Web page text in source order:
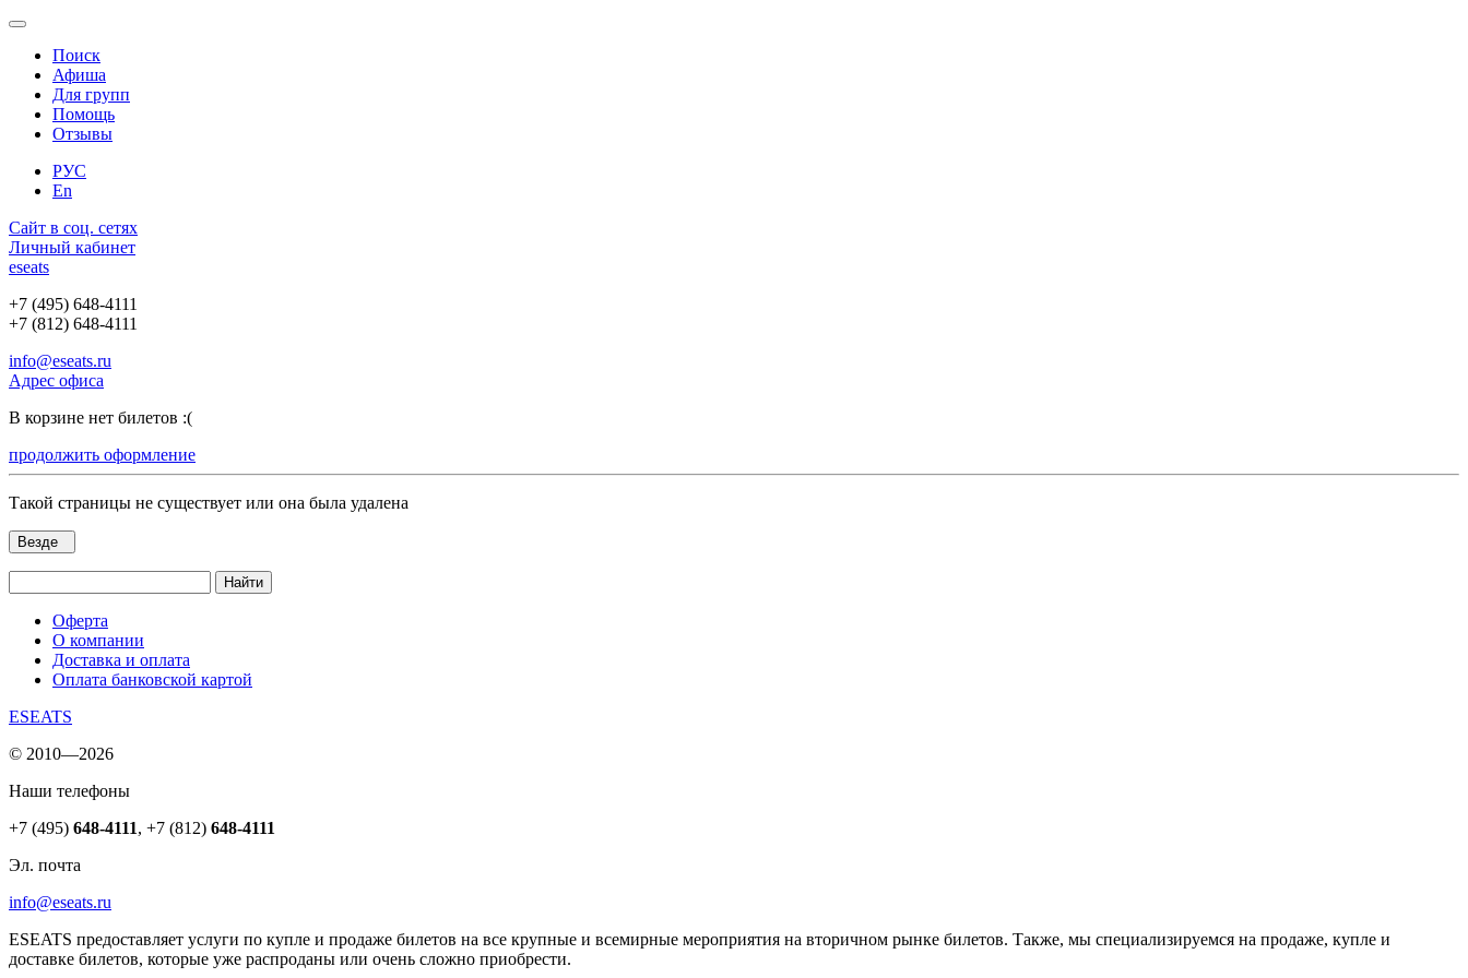
Поиск
Афиша
Для групп
Помощь
Отзывы
РУС
En
Сайт в соц. сетях
Личный кабинет
eseats
+7 (495) 648-4111
+7 (812) 648-4111
info@eseats.ru
Адрес офиса
В корзине нет билетов :(
продолжить оформление
Такой страницы не существует или она была удалена
Везде
Найти
Оферта
О компании
Доставка и оплата
Оплата банковской картой
ESEATS
© 2010—2026
Наши телефоны
+7 (495) 648-4111, +7 (812) 648-4111
Эл. почта
info@eseats.ru
ESEATS предоставляет услуги по купле и продаже билетов на все крупные и всемирные мероприятия на вторичном рынке билетов. Также, мы специализируемся на продаже, купле и
доставке билетов, которые уже распроданы или очень сложно приобрести.